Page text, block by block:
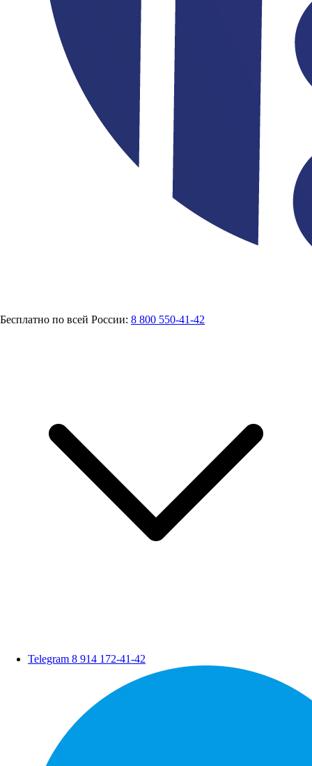
Бесплатно по всей России: 8 800 550-41-42
Telegram 8 914 172-41-42